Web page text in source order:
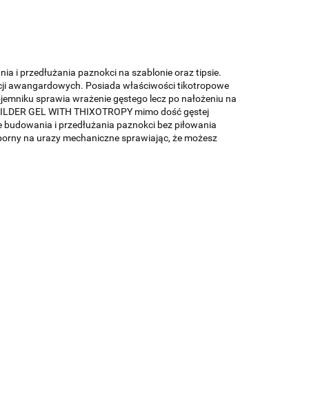
i przedłużania paznokci na szablonie oraz tipsie.
awangardowych. Posiada właściwości tikotropowe
sprawia wrażenie gęstego lecz po nałożeniu na
GEL WITH THIXOTROPY mimo dość gęstej
i przedłużania paznokci bez piłowania
na urazy mechaniczne sprawiając, że możesz